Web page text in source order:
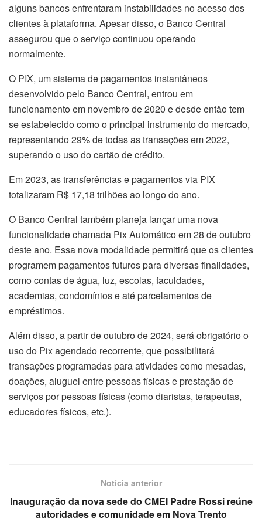
alguns bancos enfrentaram instabilidades no acesso dos
clientes à plataforma. Apesar disso, o Banco Central
assegurou que o serviço continuou operando
normalmente.
O PIX, um sistema de pagamentos instantâneos
desenvolvido pelo Banco Central, entrou em
funcionamento em novembro de 2020 e desde então tem
se estabelecido como o principal instrumento do mercado,
representando 29% de todas as transações em 2022,
superando o uso do cartão de crédito.
Em 2023, as transferências e pagamentos via PIX
totalizaram R$ 17,18 trilhões ao longo do ano.
O Banco Central também planeja lançar uma nova
funcionalidade chamada Pix Automático em 28 de outubro
deste ano. Essa nova modalidade permitirá que os clientes
programem pagamentos futuros para diversas finalidades,
como contas de água, luz, escolas, faculdades,
academias, condomínios e até parcelamentos de
empréstimos.
Além disso, a partir de outubro de 2024, será obrigatório o
uso do Pix agendado recorrente, que possibilitará
transações programadas para atividades como mesadas,
doações, aluguel entre pessoas físicas e prestação de
serviços por pessoas físicas (como diaristas, terapeutas,
educadores físicos, etc.).
Notícia anterior
Inauguração da nova sede do CMEI Padre Rossi reúne
autoridades e comunidade em Nova Trento